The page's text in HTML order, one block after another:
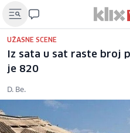
UŽASNE SCENE
Iz sata u sat raste broj
je 820
D. Be.